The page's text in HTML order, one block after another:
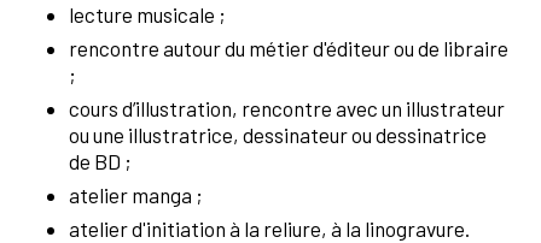
lecture musicale ;
rencontre autour du métier d'éditeur ou de libraire
;
cours d’illustration, rencontre avec un illustrateur
ou une illustratrice, dessinateur ou dessinatrice
de BD ;
atelier manga ;
atelier d'initiation à la reliure, à la linogravure.